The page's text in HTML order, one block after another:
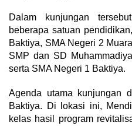
Dalam kunjungan
beberapa satuan
Baktiya, SMA Negeri 2
SMP dan SD
serta SMA Negeri 1 Baktiya.
Agenda utama kunjungan
Baktiya. Di lokasi ini,
kelas hasil program